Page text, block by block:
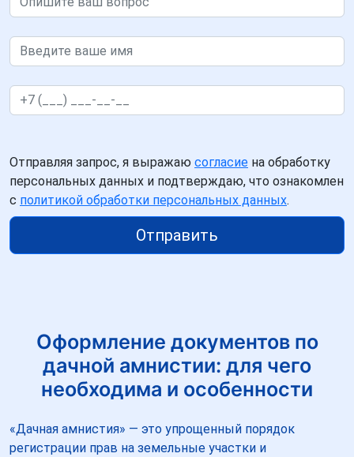
Отправляя запрос, я выражаю согласие на обработку
персональных данных и подтверждаю, что ознакомлен
с политикой обработки персональных данных.
Отправить
Оформление документов по
дачной амнистии: для чего
необходима и особенности
«Дачная амнистия» — это упрощенный порядок
регистрации прав на земельные участки и